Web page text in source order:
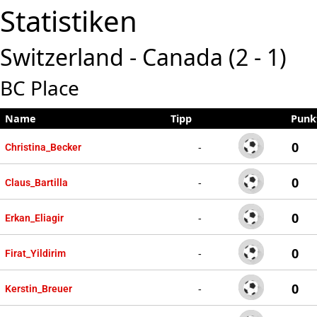
Statistiken
Switzerland - Canada (2 - 1)
BC Place
Name Tipp
Christina_Becker - 0
Claus_Bartilla - 0
Erkan_Eliagir - 0
Firat_Yildirim - 0
Kerstin_Breuer - 0